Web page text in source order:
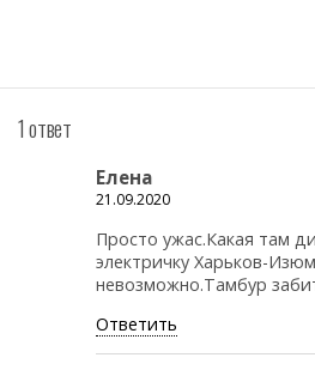
1 ответ
Елена
21.09.2020
Просто ужас.Какая там
электричку Харьков-
невозможно.Тамбур
Ответить